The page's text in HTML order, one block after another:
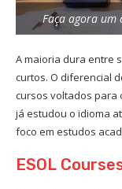
Faça agora um
A maioria dura entre
curtos. O diferencial
cursos voltados para
já estudou o idioma
foco em estudos
ESOL